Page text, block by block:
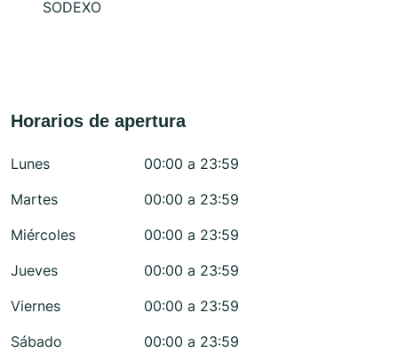
SODEXO
Horarios de apertura
Lunes
00:00 a 23:59
Martes
00:00 a 23:59
Miércoles
00:00 a 23:59
Jueves
00:00 a 23:59
Viernes
00:00 a 23:59
Sábado
00:00 a 23:59